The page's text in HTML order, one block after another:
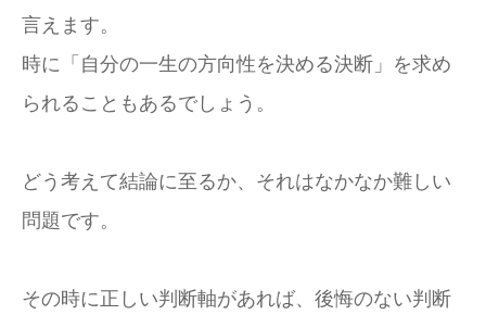
言えます。
時に「自分の一生の方向性を決める決断」を求め
られることもあるでしょう。
どう考えて結論に至るか、それはなかなか難しい
問題です。
その時に正しい判断軸があれば、後悔のない判断